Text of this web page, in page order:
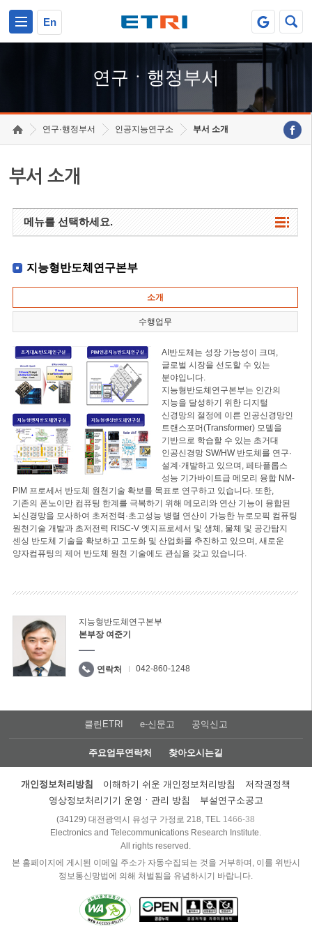
En
연구ㆍ행정부서
연구·행정부서 인공지능연구소 부서 소개
부서 소개
메뉴를 선택하세요.
지능형반도체연구본부
소개
수행업무
AI반도체는 성장 가능성이 크며,
글로벌 시장을 선도할 수 있는
분야입니다.
지능형반도체연구본부는 인간의
지능을 달성하기 위한 디지털
신경망의 절정에 이른 인공신경망인
트랜스포머(Transformer) 모델을
기반으로 학습할 수 있는 초거대
인공신경망 SW/HW 반도체를 연구·
설계·개발하고 있으며, 페타플롭스
성능 기가바이트급 메모리 융합 NM-
PIM 프로세서 반도체 원천기술 확보를 목표로 연구하고 있습니다. 또한,
기존의 폰노이만 컴퓨팅 한계를 극복하기 위해 메모리와 연산 기능이 융합된
뇌신경망을 모사하여 초저전력·초고성능 병렬 연산이 가능한 뉴로모픽 컴퓨팅
원천기술 개발과 초저전력 RISC-V 엣지프로세서 및 생체, 물체 및 공간탐지
센싱 반도체 기술을 확보하고 고도화 및 산업화를 추진하고 있으며, 새로운
양자컴퓨팅의 제어 반도체 원천 기술에도 관심을 갖고 있습니다.
지능형반도체연구본부
본부장 여준기
연락처 042-860-1248
클린ETRI e-신문고 공익신고
주요업무연락처 찾아오시는길
개인정보처리방침 이해하기 쉬운 개인정보처리방침
저작권정책
영상정보처리기기 운영ㆍ관리 방침
부설연구소공고
(34129) 대전광역시 유성구 가정로 218, TEL 1466-38
Electronics and Telecommunications Research Institute.
All rights reserved.
본 홈페이지에 게시된 이메일 주소가 자동수집되는 것을 거부하며, 이를 위반시
정보통신망법에 의해 처벌됨을 유념하시기 바랍니다.